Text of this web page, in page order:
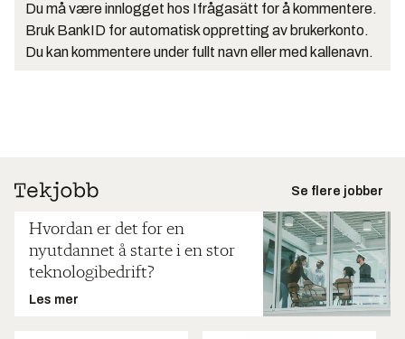
Du må være innlogget hos Ifrågasätt for å kommentere.
Bruk BankID for automatisk oppretting av brukerkonto.
Du kan kommentere under fullt navn eller med kallenavn.
Se flere jobber
Hvordan er det for en
nyutdannet å starte i en stor
teknologibedrift?
Les mer